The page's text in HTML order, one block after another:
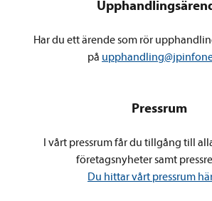
Har du ett ärende som rör
på
Pressrum
I vårt pressrum får du tillgång till
företagsnyheter samt
Du hittar vårt pressrum